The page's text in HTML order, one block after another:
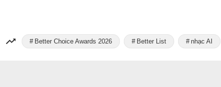
Better Choice Awards 2026 Better List nhạc AI